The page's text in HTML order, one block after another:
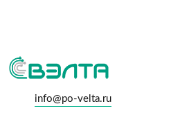
info@po-velta.ru